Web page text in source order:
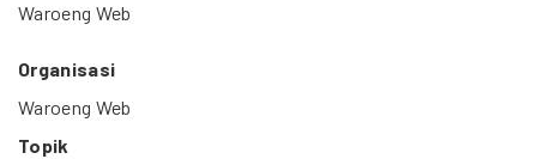
Waroeng Web
Organisasi
Waroeng Web
Topik